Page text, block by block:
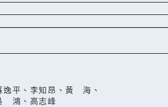
逸平、李知昂、黃 海、
鴻、高志峰